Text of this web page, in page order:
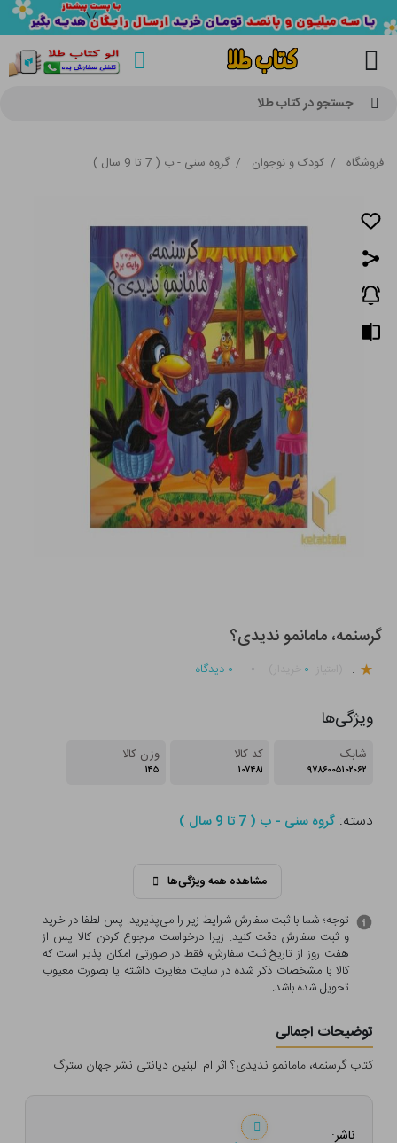
جستجو در کتاب طلا
فروشگاه / کودک و نوجوان / گروه سنی - ب ( 7 تا 9 سال )
گرسنمه، مامانمو ندیدی؟
. ۰ ۰ دیدگاه
ویژگی‌ها
شابک
۹۷۸۶۰۰۵۱۰۲۰۶۲
کد کالا
۱۰۷۴۸۱
وزن کالا
۱۴۵
دسته:گروه سنی - ب ( 7 تا 9 سال )
مشاهده همه ویژگی‌ها
توجه؛ شما با ثبت سفارش شرایط زیر را می‌پذیرید. پس لطفا در خرید
و ثبت سفارش دقت کنید. زیرا درخواست مرجوع کردن کالا پس از
هفت روز از تاریخ ثبت سفارش، فقط در صورتی امکان پذیر است که
کالا با مشخصات ذکر شده در سایت مغایرت داشته یا بصورت معيوب
تحویل شده باشد.
توضیحات اجمالی
کتاب گرسنمه، مامانمو ندیدی؟ اثر ام البنین دیانتی نشر جهان سترگ
ناشر: